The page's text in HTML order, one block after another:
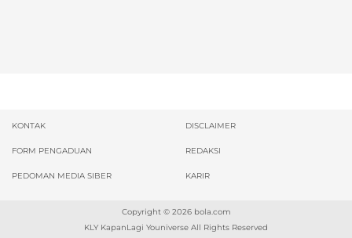
KONTAK DISCLAIMER
FORM PENGADUAN REDAKSI
PEDOMAN MEDIA SIBER KARIR
Copyright © 2026 bola.com
KLY KapanLagi Youniverse All Rights Reserved